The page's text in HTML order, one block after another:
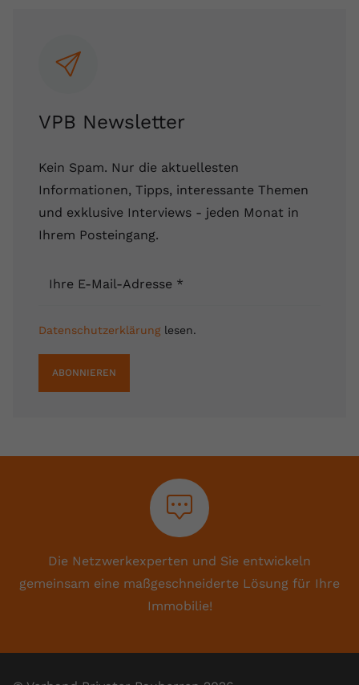
VPB Newsletter
Kein Spam. Nur die aktuellesten
Informationen, Tipps, interessante Themen
und exklusive Interviews - jeden Monat in
Ihrem Posteingang.
Ihre E-Mail-Adresse *
Datenschutzerklärunglesen.
ABONNIEREN
Die Netzwerkexperten und Sie entwickeln
gemeinsam eine maßgeschneiderte Lösung für Ihre
Immobilie!​​​​​​​